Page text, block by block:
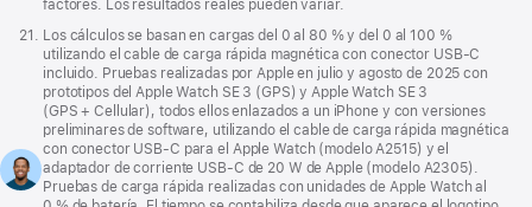
factores. Los resultados reales pueden variar.
Nota
página
21. Los cálculos se basan en cargas del 0 al 80 % y del 0 al 100 %
utilizando el cable de carga rápida magnética con conector USB‑C
incluido. Pruebas realizadas por Apple en julio y agosto de 2025 con
prototipos del Apple Watch SE 3 (GPS) y Apple Watch SE 3
(GPS + Cellular), todos ellos enlazados a un iPhone y con versiones
preliminares de software, utilizando el cable de carga rápida magnética
con conector USB‑C para el Apple Watch (modelo A2515) y el
adaptador de corriente USB‑C de 20 W de Apple (modelo A2305).
Pruebas de carga rápida realizadas con unidades de Apple Watch al